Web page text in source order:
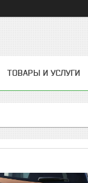
ТОВАРЫ И УСЛУГИ